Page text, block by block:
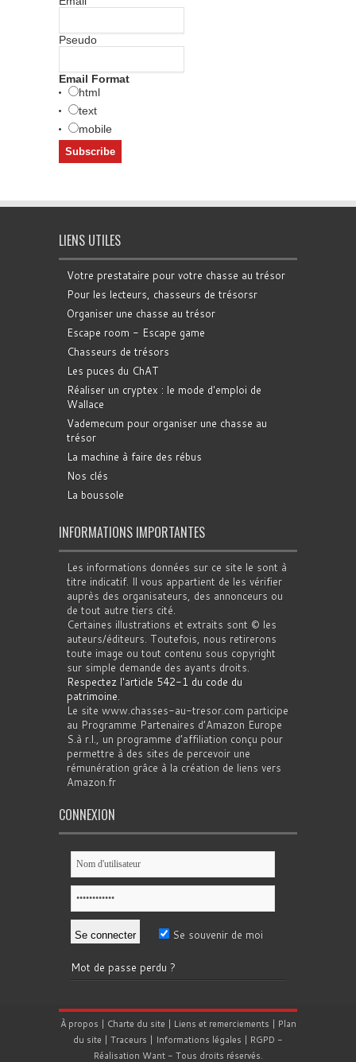
Pseudo
Email Format
html
text
mobile
LIENS UTILES
Votre prestataire pour votre chasse au trésor
Pour les lecteurs, chasseurs de trésorsr
Organiser une chasse au trésor
Escape room - Escape game
Chasseurs de trésors
Les puces du ChAT
Réaliser un cryptex : le mode d'emploi de
Wallace
Vademecum pour organiser une chasse au
trésor
La machine à faire des rébus
Nos clés
La boussole
INFORMATIONS IMPORTANTES
Les informations données sur ce site le sont à
titre indicatif. Il vous appartient de les vérifier
auprès des organisateurs, des annonceurs ou
de tout autre tiers cité.
Certaines illustrations et extraits sont © les
auteurs/éditeurs. Toutefois, nous retirerons
toute image ou tout contenu sous copyright
sur simple demande des ayants droits.
Respectez l'article 542-1 du code du
patrimoine.
Le site www.chasses-au-tresor.com participe
au Programme Partenaires d’Amazon Europe
S.à r.l., un programme d’affiliation conçu pour
permettre à des sites de percevoir une
rémunération grâce à la création de liens vers
Amazon.fr
CONNEXION
Se souvenir de moi
Mot de passe perdu ?
À propos | Charte du site | Liens et remerciements | Plan
du site | Traceurs | Informations légales | RGPD -
Réalisation Want- Tous droits réservés.